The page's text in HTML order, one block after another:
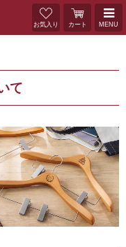
お気入り カート MENU
て